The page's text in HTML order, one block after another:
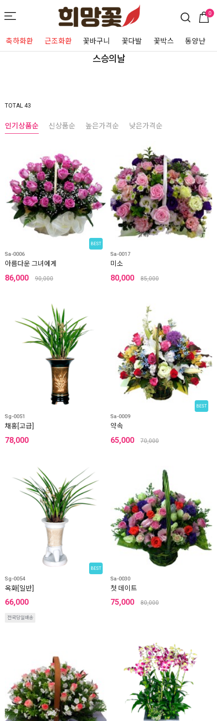
0
축하화환 근조화환 꽃바구니 꽃다발 꽃박스 동양난
스승의날
TOTAL 43
인기상품순 신상품순 높은가격순 낮은가격순
BEST
Sa-0006
아름다운 그녀에게
86,000 90,000
Sa-0017
미소
80,000 85,000
Sg-0051
채홍[고급]
78,000
BEST
Sa-0009
약속
65,000 70,000
BEST
Sg-0054
옥화[일반]
66,000
전국당일배송
Sa-0030
첫 데이트
75,000 80,000